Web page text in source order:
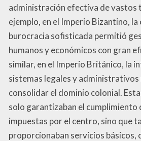
administración efectiva de
ejemplo, en el Imperio Bizantino, la
burocracia sofisticada permitió
humanos y económicos con gran
similar, en el Imperio Británico, la
sistemas legales y
consolidar el dominio colonial.
solo garantizaban el cumplimiento
impuestas por el centro, sino que
proporcionaban servicios básicos,